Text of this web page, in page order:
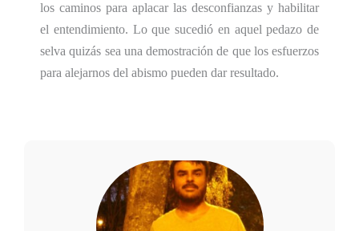
los caminos para aplacar las desconfianzas y habilitar
el entendimiento. Lo que sucedió en aquel pedazo de
selva quizás sea una demostración de que los esfuerzos
para alejarnos del abismo pueden dar resultado.